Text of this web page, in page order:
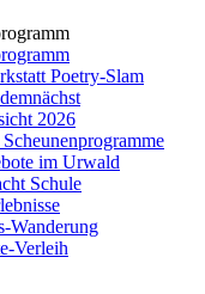
Poetry-Slam
2026
im Urwald
Schule
Wanderung
Verleih